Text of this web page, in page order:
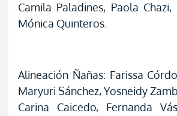
Camila Paladines, Paola
Mónica Quinteros.
Alineación Ñañas: Farissa
Maryuri Sánchez, Yosneidy
Carina Caicedo, Fernanda